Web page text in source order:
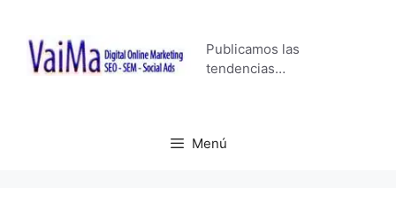
contenido
Publicamos las
tendencias…
Menú